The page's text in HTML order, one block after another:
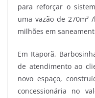
para reforçar o
uma vazão de 270m³
milhões em
Em Itaporã,
de atendimento ao
novo espaço,
concessionária no